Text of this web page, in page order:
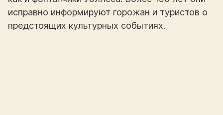
исправно информируют горожан и туристов о
предстоящих культурных событиях.